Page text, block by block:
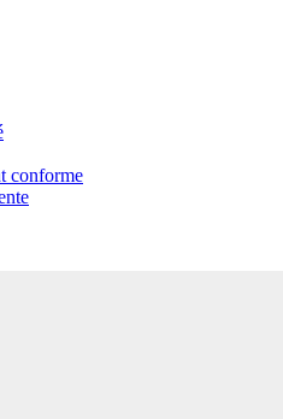
conforme